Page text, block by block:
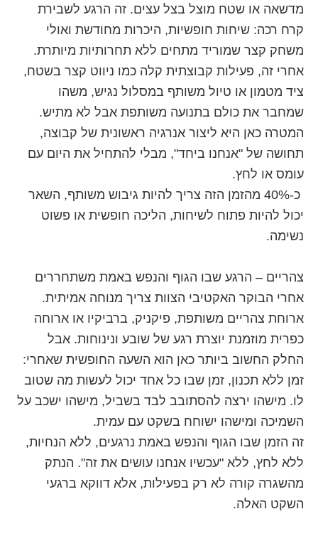
מדשאה או שטח מוצל בצל עצים. זה הרגע לשבירת
קרח רכה: שיחות חופשיות, היכרות מחודשת ואולי
משחק קצר שמוריד מתחים ללא תחרותיות מיותרת.
אחרי זה, פעילות קבוצתית קלה כמו ניווט קצר בשטח,
ציד מטמון או טיול משותף במסלול נגיש, משהו
שמחבר את כולם בתנועה משותפת אבל לא מתיש.
המטרה כאן היא ליצור אנרגיה ראשונית של קבוצה,
תחושה של "אנחנו ביחד", מבלי להתחיל את היום עם
עומס או לחץ.
כ-40% מהזמן הזה צריך להיות גיבוש משותף, השאר
יכול להיות פתוח לשיחות, הליכה חופשית או פשוט
נשימה.
צהריים – הרגע שבו הגוף והנפש באמת משתחררים
אחרי הבוקר האקטיבי הצוות צריך מנוחה אמיתית.
ארוחת צהריים משותפת, פיקניק, ברביקיו או ארוחה
כפרית מוזמנת יוצרת רגע של שובע ונינוחות. אבל
החלק החשוב ביותר כאן הוא השעה החופשית שאחרי:
זמן ללא תכנון, זמן שבו כל אחד יכול לעשות מה שטוב
לו. מישהו ירצה להסתובב לבד בשביל, מישהו ישכב על
השמיכה ומישהו ישוחח בשקט עם עמית.
זה הזמן שבו הגוף והנפש באמת נרגעים, ללא הנחיות,
ללא לחץ, ללא "עכשיו אנחנו עושים את זה". הנתק
מהשגרה קורה לא רק בפעילות, אלא דווקא ברגעי
השקט האלה.